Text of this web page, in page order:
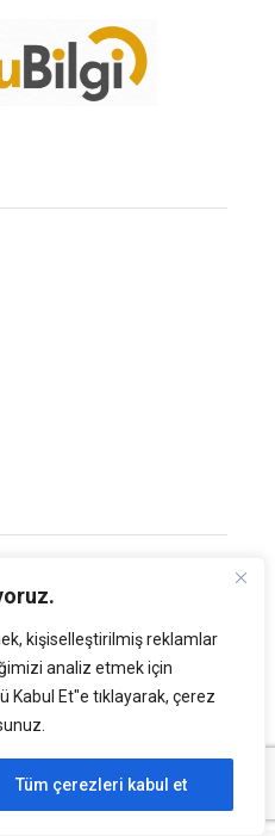
kişiselleştirilmiş reklamlar
analiz etmek için
Kabul Et"e tıklayarak, çerez
Tüm çerezleri kabul et